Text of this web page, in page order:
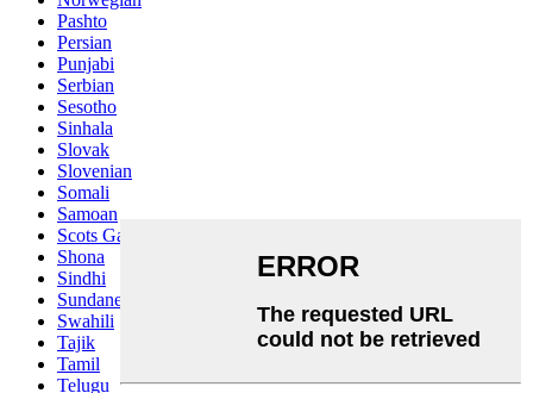
Pashto
Persian
Punjabi
Serbian
Sesotho
Sinhala
Slovak
Slovenian
Somali
Samoan
Scots Gaelic
Shona
Sindhi
Sundanese
Swahili
Tajik
Tamil
Telugu